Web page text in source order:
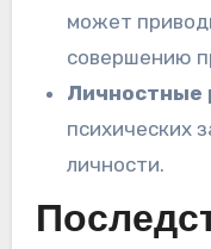
может
совершению
Личностные
психических
личности.